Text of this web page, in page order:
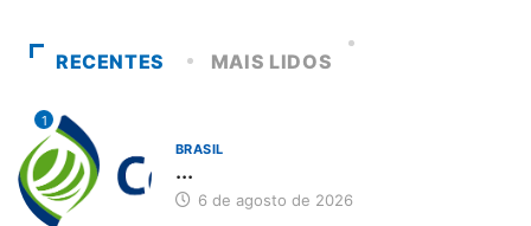
RECENTES MAIS LIDOS
1
BRASIL
...
6 de agosto de 2026